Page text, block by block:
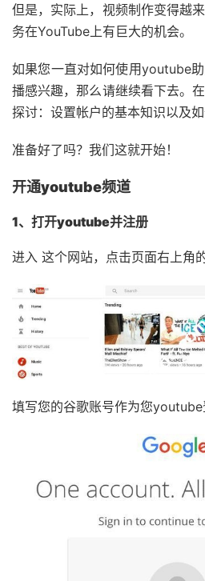
但是，实际上，视频制作变得越
务在YouTube上有巨大的机会。
如果您一直对如何使用youtube
播感兴趣，那么请继续看下去。
探讨：设置帐户的基本知识以及如
准备好了吗？我们这就开始！
开通youtube频道
1、打开youtube并注册
进入 这个网站，点击页面右上角
填写您的谷歌账号作为您youtube